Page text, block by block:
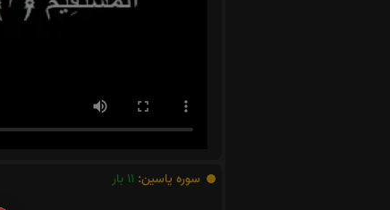
سوره یاسین: 11 بار